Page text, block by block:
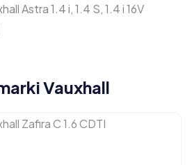
Astra 1.4 i, 1.4 S, 1.4 i 16V
Vauxhall